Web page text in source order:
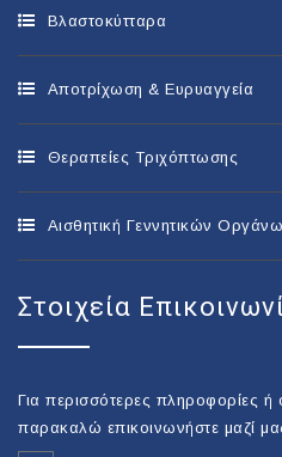
Βλαστοκύτταρα
Αποτρίχωση & Ευρυαγγεία
Θεραπείες Τριχόπτωσης
Αισθητική Γεννητικών
Στοιχεία
Για περισσότερες πληροφορίες ή
παρακαλώ επικοινωνήστε μαζί